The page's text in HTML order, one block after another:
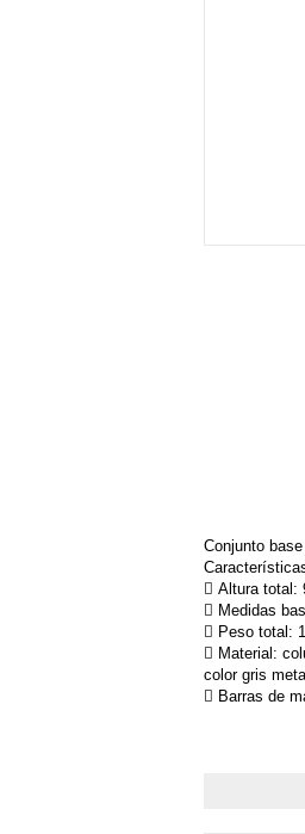
Conjunto
 Altura total:
 Medidas
 Peso total:
 Material:
color gris
 Barras de